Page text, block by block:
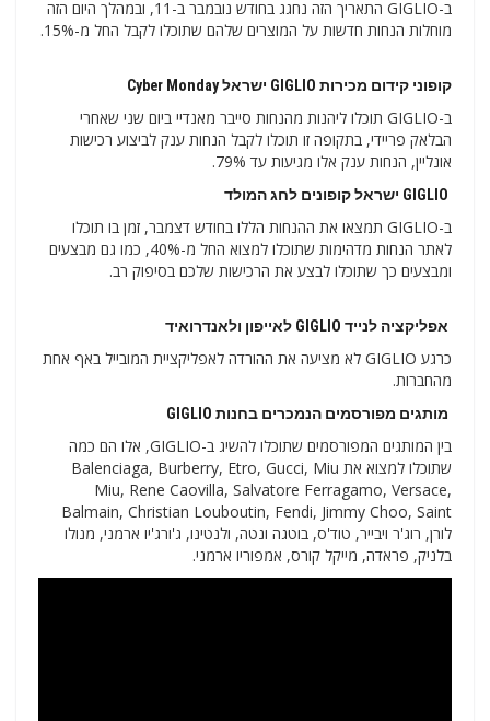
ב-GIGLIO התאריך הזה נחגג בחודש נובמבר ב-11, ובמהלך היום הזה
מוחלות הנחות חדשות על המוצרים שלהם שתוכלו לקבל החל מ-15%.
קופוני קידום מכירות GIGLIO ישראל Cyber ​​​​Monday
ב-GIGLIO תוכלו ליהנות מהנחות סייבר מאנדיי ביום שני שאחרי
הבלאק פריידי, בתקופה זו תוכלו לקבל הנחות ענק לביצוע רכישות
אונליין, הנחות ענק אלו מגיעות עד 79%.
ב-GIGLIO תמצאו את ההנחות הללו בחודש דצמבר, זמן בו תוכלו
לאתר הנחות מדהימות שתוכלו למצוא החל מ-40%, כמו גם מבצעים
ומבצעים כך שתוכלו לבצע את הרכישות שלכם בסיפוק רב.
אפליקציה לנייד GIGLIO לאייפון ולאנדרואיד
כרגע GIGLIO לא מציעה את ההורדה לאפליקציית המובייל באף אחת
מהחברות.
מותגים מפורסמים הנמכרים בחנות GIGLIO
בין המותגים המפורסמים שתוכלו להשיג ב-GIGLIO, אלו הם כמה
שתוכלו למצוא את Balenciaga, Burberry, Etro, Gucci, Miu
Miu, Rene Caovilla, Salvatore Ferragamo, Versace,
Balmain, Christian Louboutin, Fendi, Jimmy Choo, Saint
לורן, רוג'ר ויבייר, טוד'ס, בוטגה ונטה, ולנטינו, ג'ורג'יו ארמני, מנולו
בלניק, פראדה, מייקל קורס, אמפוריו ארמני.